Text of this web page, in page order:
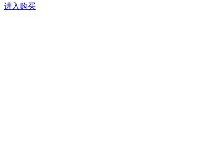
进入购买